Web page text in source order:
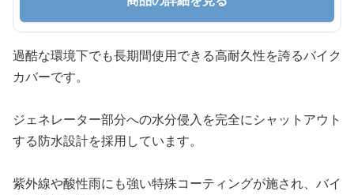
過酷な環境下でも長期間使用できる高耐久性を誇るバイク
カバーです。
ジェネレーター部分への水分侵入を完全にシャットアウト
する防水設計を採用しています。
紫外線や酸性雨にも強い特殊コーティングが施され、バイ